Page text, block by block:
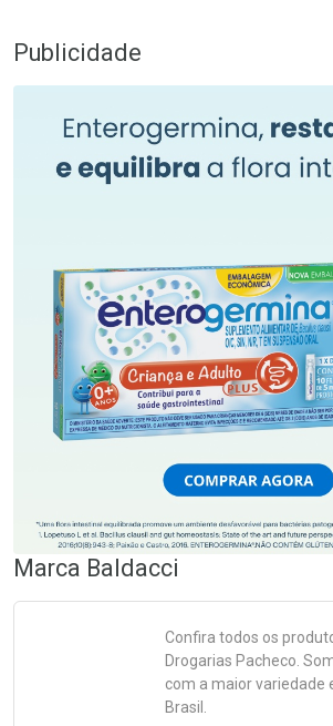
Publicidade
Marca Baldacci
Confira todos os
Drogarias Pacheco.
com a maior variedade
Brasil.